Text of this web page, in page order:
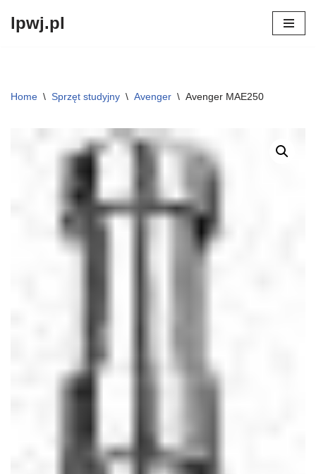
lpwj.pl
Home \ Sprzęt studyjny \ Avenger \ Avenger MAE250